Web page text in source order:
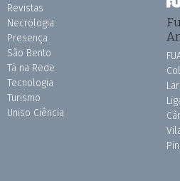
Revistas
Necrologia
Presença
São Bento
Tá na Rede
Tecnologia
Turismo
Uniso Ciência